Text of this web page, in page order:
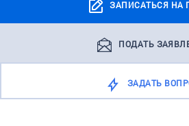
ЗАПИСАТЬСЯ НА
ПОДАТЬ
ЗАДАТЬ